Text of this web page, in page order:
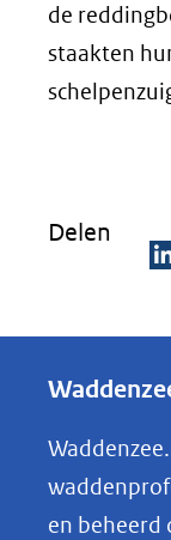
de
staakten
Delen
e
e
n
o
p
en beheerd